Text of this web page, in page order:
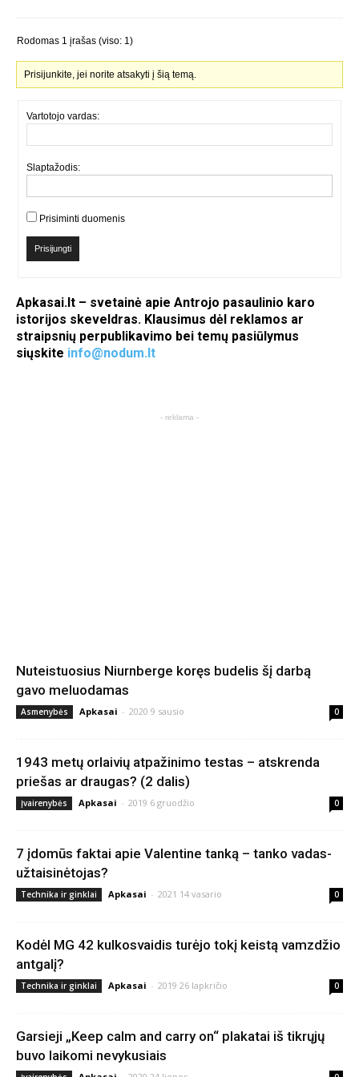
Rodomas 1 įrašas (viso: 1)
Prisijunkite, jei norite atsakyti į šią temą.
Vartotojo vardas:
Slaptažodis:
Prisiminti duomenis
Prisijungti
Apkasai.lt – svetainė apie Antrojo pasaulinio karo
istorijos skeveldras. Klausimus dėl reklamos ar
straipsnių perpublikavimo bei temų pasiūlymus
siųskite info@nodum.lt
- reklama -
Nuteistuosius Niurnberge koręs budelis šį darbą
gavo meluodamas
Asmenybės Apkasai - 2020 9 sausio 0
1943 metų orlaivių atpažinimo testas – atskrenda
priešas ar draugas? (2 dalis)
Įvairenybės Apkasai - 2019 6 gruodžio 0
7 įdomūs faktai apie Valentine tanką – tanko vadas-
užtaisinėtojas?
Technika ir ginklai Apkasai - 2021 14 vasario 0
Kodėl MG 42 kulkosvaidis turėjo tokį keistą vamzdžio
antgalį?
Technika ir ginklai Apkasai - 2019 26 lapkričio 0
Garsieji „Keep calm and carry on“ plakatai iš tikrųjų
buvo laikomi nevykusiais